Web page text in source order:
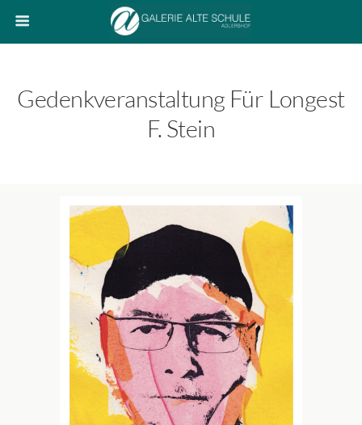
Gedenkveranstaltung Für Longest
F. Stein